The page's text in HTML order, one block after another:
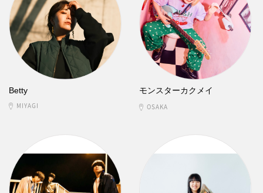
Betty
MIYAGI
モンスターカクメイ
OSAKA